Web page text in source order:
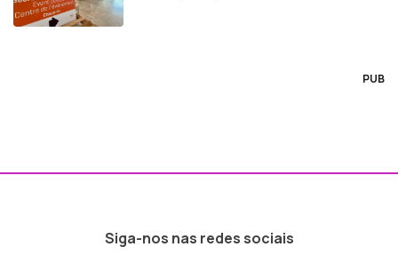
PUB
Siga-nos nas redes sociais